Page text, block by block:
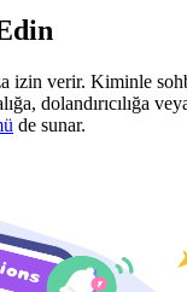
izin verir. Kiminle
dolandırıcılığa
de sunar.